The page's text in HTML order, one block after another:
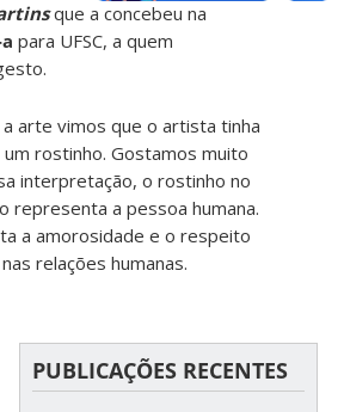
que a concebeu na
para UFSC, a quem
arte vimos que o artista tinha
rostinho. Gostamos muito
interpretação, o rostinho no
representa a pessoa humana.
a amorosidade e o respeito
relações humanas.
PUBLICAÇÕES RECENTES